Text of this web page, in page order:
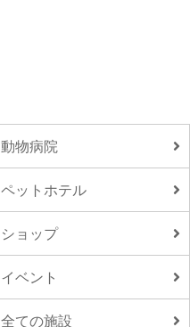
動物病院
ペットホテル
ショップ
イベント
全ての施設